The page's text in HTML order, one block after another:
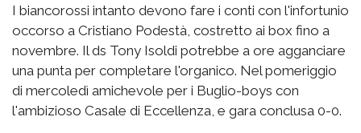
I biancorossi intanto devono fare i conti con l'infortunio
occorso a Cristiano Podestà, costretto ai box fino a
novembre. Il ds Tony Isoldi potrebbe a ore agganciare
una punta per completare l'organico. Nel pomeriggio
di mercoledì amichevole per i Buglio-boys con
l'ambizioso Casale di Eccellenza, e gara conclusa 0-0.